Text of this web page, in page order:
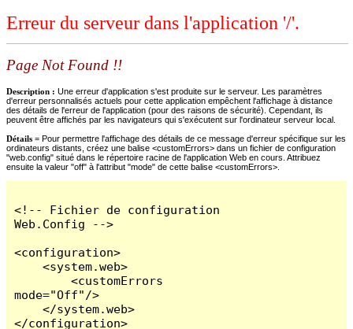
Erreur du serveur dans l'application '/'.
Page Not Found !!
Description : Une erreur d'application s'est produite sur le serveur. Les paramètres
d'erreur personnalisés actuels pour cette application empêchent l'affichage à distance
des détails de l'erreur de l'application (pour des raisons de sécurité). Cependant, ils
peuvent être affichés par les navigateurs qui s'exécutent sur l'ordinateur serveur local.
Détails = Pour permettre l'affichage des détails de ce message d'erreur spécifique sur les
ordinateurs distants, créez une balise <customErrors> dans un fichier de configuration
"web.config" situé dans le répertoire racine de l'application Web en cours. Attribuez
ensuite la valeur "off" à l'attribut "mode" de cette balise <customErrors>.
<!-- Fichier de configuration
Web.Config -->
<configuration>
    <system.web>
        <customErrors
mode="Off"/>
    </system.web>
</configuration>